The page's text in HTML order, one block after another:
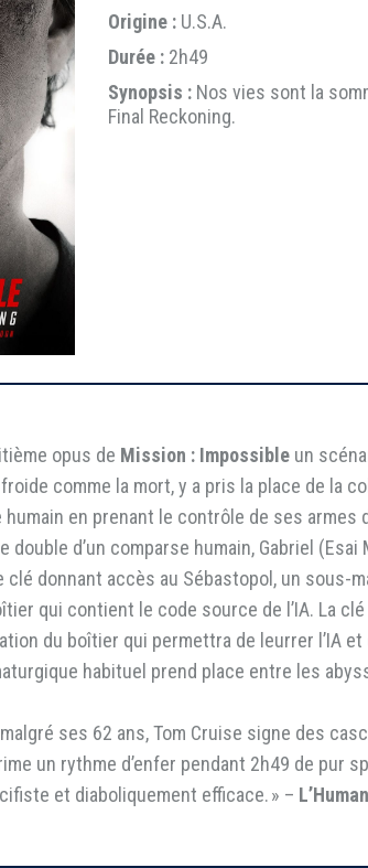
Origine : U.S.A.
Durée : 2h49
Synopsis : Nos vies sont la
Final Reckoning.
opus de Mission : Impossible un
comme la mort, y a pris la place de
en prenant le contrôle de ses
double d’un comparse humain, Gabriel
clé donnant accès au Sébastopol, un
qui contient le code source de l’IA. La
du boîtier qui permettra de leurrer l’IA
habituel prend place entre les
ses 62 ans, Tom Cruise signe des
un rythme d’enfer pendant 2h49 de
et diaboliquement efficace. » –